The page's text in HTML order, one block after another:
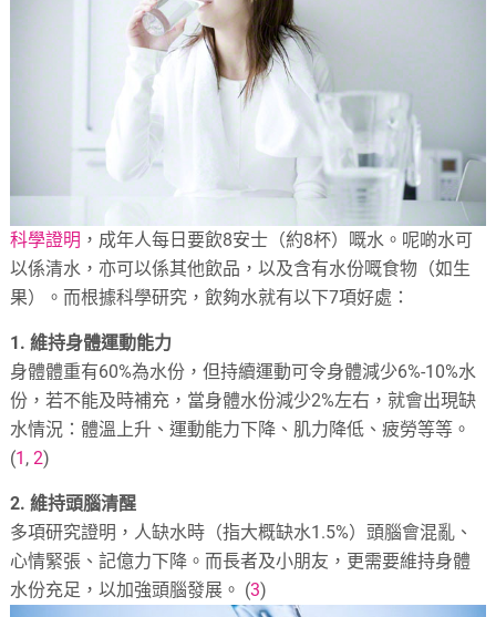
科學證明 ，成年人每日要飲8安士（約8杯）嘅水。呢啲水可
以係清水，亦可以係其他飲品，以及含有水份嘅食物（如生
果）。而根據科學研究，飲夠水就有以下7項好處：
1. 維持身體運動能力
身體體重有60%為水份，但持續運動可令身體減少6%-10%水
份，若不能及時補充，當身體水份減少2%左右，就會出現缺
水情況：體溫上升、運動能力下降、肌力降低、疲勞等等。
(1 ,2)
2. 維持頭腦清醒
多項研究證明，人缺水時（指大概缺水1.5%）頭腦會混亂、
心情緊張、記億力下降。而長者及小朋友，更需要維持身體
水份充足，以加強頭腦發展。 (3)